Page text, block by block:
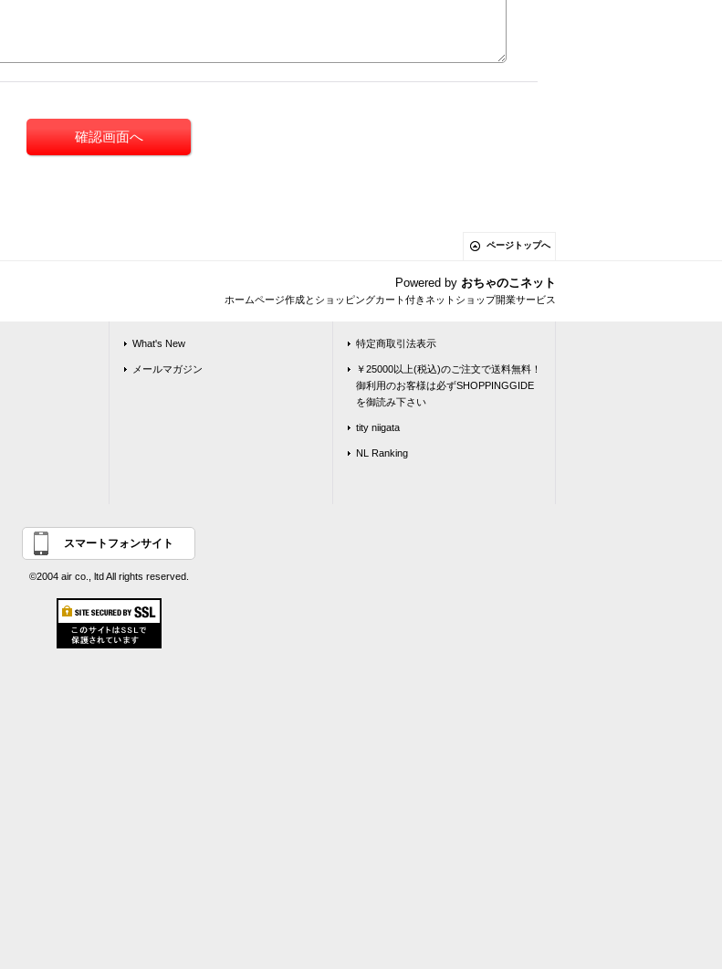
ページトップへ
Powered by おちゃのこネット
ホームページ作成とショッピングカート付きネットショップ開業サービス
What's New
メールマガジン
特定商取引法表示
￥25000以上(税込)のご注文で送料無料！
御利用のお客様は必ずSHOPPINGGIDE
を御読み下さい
tity niigata
NL Ranking
スマートフォンサイト
©2004 air co., ltd All rights reserved.